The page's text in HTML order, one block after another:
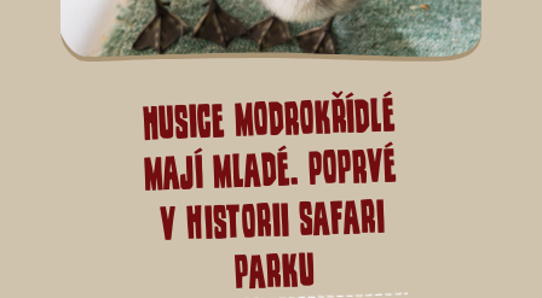
Husice modrokřídlé
mají mladé. Poprvé
v historii safari
parku